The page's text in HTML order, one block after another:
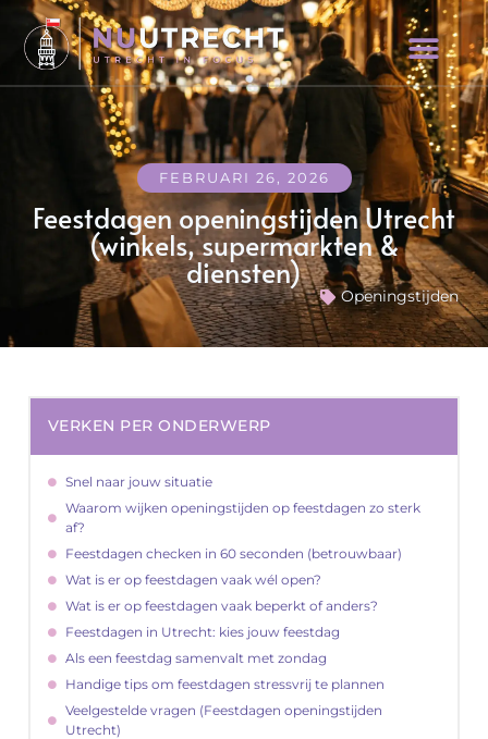
FEBRUARI 26, 2026
Feestdagen openingstijden Utrecht
(winkels, supermarkten &
diensten)
Openingstijden
VERKEN PER ONDERWERP
Snel naar jouw situatie
Waarom wijken openingstijden op feestdagen zo sterk
af?
Feestdagen checken in 60 seconden (betrouwbaar)
Wat is er op feestdagen vaak wél open?
Wat is er op feestdagen vaak beperkt of anders?
Feestdagen in Utrecht: kies jouw feestdag
Als een feestdag samenvalt met zondag
Handige tips om feestdagen stressvrij te plannen
Veelgestelde vragen (Feestdagen openingstijden
Utrecht)